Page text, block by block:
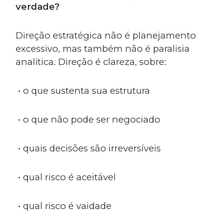
verdade?
Direção estratégica não é planejamento
excessivo, mas também não é paralisia
analítica. Direção é clareza, sobre:
• o que sustenta sua estrutura
• o que não pode ser negociado
• quais decisões são irreversíveis
• qual risco é aceitável
• qual risco é vaidade